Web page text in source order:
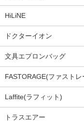
HiLiNE
ドクターイオン
文具エプロンバッグ
FASTORAGE(ファストレ
Laffite(ラフィット)
トラスエアー